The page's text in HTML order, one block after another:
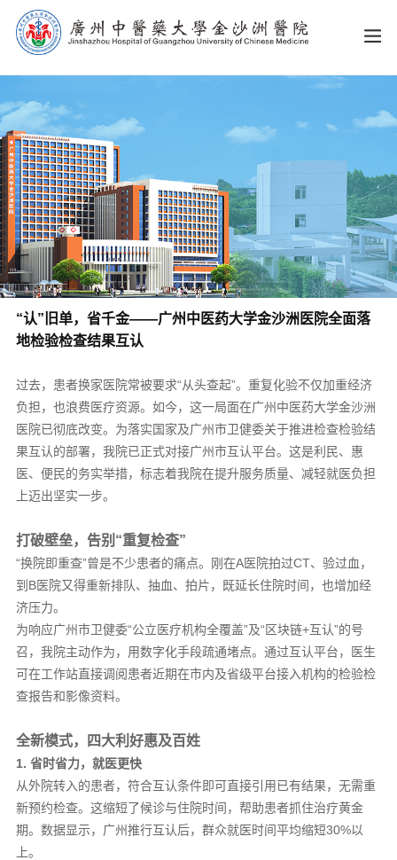
“认”旧单，省千金——广州中医药大学金沙洲医院全面落
地检验检查结果互认
过去，患者换家医院常被要求“从头查起”。重复化验不仅加重经济
负担，也浪费医疗资源。如今，这一局面在广州中医药大学金沙洲
医院已彻底改变。为落实国家及广州市卫健委关于推进检查检验结
果互认的部署，我院已正式对接广州市互认平台。这是利民、惠
医、便民的务实举措，标志着我院在提升服务质量、减轻就医负担
上迈出坚实一步。
打破壁垒，告别“重复检查”
“换院即重查”曾是不少患者的痛点。刚在A医院拍过CT、验过血，
到B医院又得重新排队、抽血、拍片，既延长住院时间，也增加经
济压力。
为响应广州市卫健委“公立医疗机构全覆盖”及“区块链+互认”的号
召，我院主动作为，用数字化手段疏通堵点。通过互认平台，医生
可在工作站直接调阅患者近期在市内及省级平台接入机构的检验检
查报告和影像资料。
全新模式，四大利好惠及百姓
1. 省时省力，就医更快
从外院转入的患者，符合互认条件即可直接引用已有结果，无需重
新预约检查。这缩短了候诊与住院时间，帮助患者抓住治疗黄金
期。数据显示，广州推行互认后，群众就医时间平均缩短30%以
上。